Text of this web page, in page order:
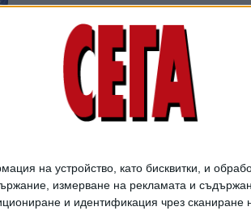
на устройство, като бисквитки, и
измерване на рекламата и
и идентификация чрез сканиране
03 Авг. 2026
"Левски" пречупи
шампиона на Румъния
в първия мач